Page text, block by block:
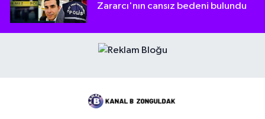
Zararcı'nın cansız bedeni bulundu